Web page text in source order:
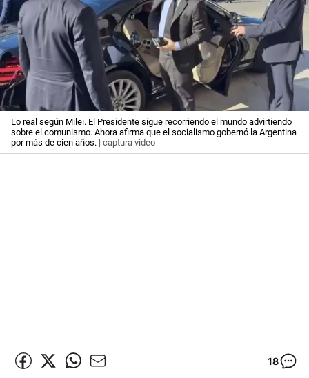
Lo real según Milei. El Presidente sigue recorriendo el mundo advirtiendo
sobre el comunismo. Ahora afirma que el socialismo gobernó la Argentina
por más de cien años. | captura video
18